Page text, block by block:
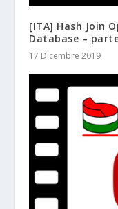
[ITA] Hash Join
Database –
17 Dicembre 2019